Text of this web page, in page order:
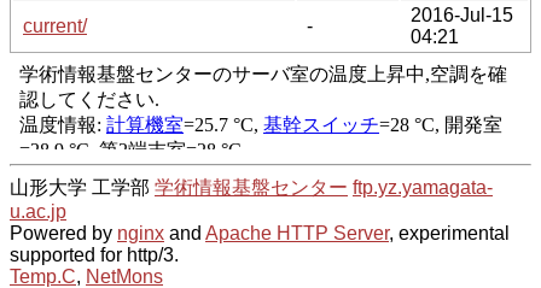
current/
-
2016-Jul-15
04:21
山形大学 工学部 学術情報基盤センター ftp.yz.yamagata-
u.ac.jp
Powered by nginx and Apache HTTP Server, experimental
supported for http/3.
Temp.C, NetMons